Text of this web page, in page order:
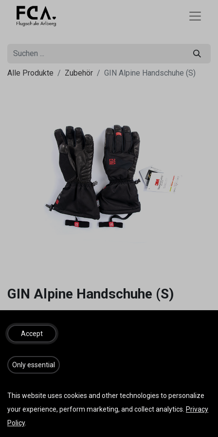
Alle Produkte Zubehör GIN Alpine Handschuhe (S)
GIN Alpine Handschuhe (S)
IN DEN WARENKORB
Auf die Wunschliste
AGB
Accept
​​​Only essential
This website uses cookies and other technologies to personalize
your experience, perform marketing, and collect analytics. Privacy
Policy.